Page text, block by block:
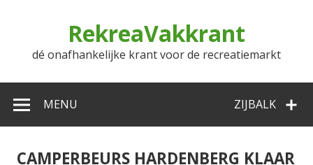
RekreaVakkrant
dé onafhankelijke krant voor de recreatiemarkt
ZIJBALK
MENU
CAMPERBEURS HARDENBERG KLAAR